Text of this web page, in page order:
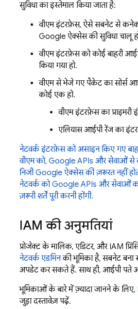
सुविधा का इस्तेमाल किया जाता है:
वीएम इंटरफ़ेस, ऐसे सबनेट से
Google ऐक्सेस की सुविधा चालू
वीएम इंटरफ़ेस को कोई बाहरी
किया गया हो.
वीएम से भेजे गए पैकेट का सोर्स
कोई एक हो.
वीएम इंटरफ़ेस का प्राइमरी
एलियास आईपी रेंज का
नेटवर्क इंटरफ़ेस को असाइन किए गए
वीएम को, Google APIs और सेवाओं
निजी Google ऐक्सेस की ज़रूरत नहीं
नेटवर्क को Google APIs और सेवाओं
ज़रूरी शर्तें पूरी करनी होंगी.
IAM की अनुमतियां
प्रोजेक्ट के मालिक, एडिटर, और IAM
नेटवर्क एडमिनकी भूमिका है, सबनेट बना
अपडेट कर सकते हैं. साथ ही, आईपी पते
भूमिकाओं के बारे में ज़्यादा जानने के लिए,
जुड़ा दस्तावेज़ पढ़ें.